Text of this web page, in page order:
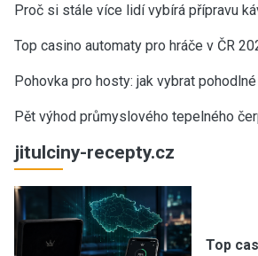
Proč si stále více lidí vybírá přípravu
Top casino automaty pro hráče v ČR
Pohovka pro hosty: jak vybrat
Pět výhod průmyslového tepelného
jitulciny-recepty.cz
Top